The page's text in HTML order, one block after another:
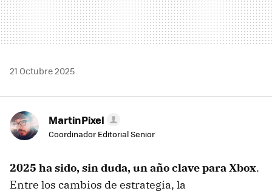
21 Octubre 2025
MartinPixel
Coordinador Editorial Senior
2025 ha sido, sin duda, un año clave para Xbox.
Entre los cambios de estrategia, la